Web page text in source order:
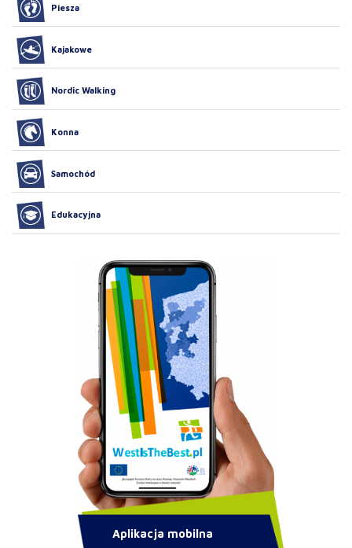
Piesza
Kajakowe
Nordic Walking
Konna
Samochód
Edukacyjna
Aplikacja mobilna